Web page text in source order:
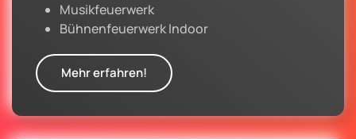
Musikfeuerwerk
Bühnenfeuerwerk Indoor
Mehr erfahren!